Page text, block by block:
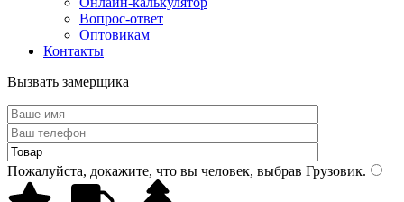
Вопрос-ответ
Оптовикам
Контакты
Вызвать замерщика
Пожалуйста, докажите, что вы человек, выбрав Грузовик.